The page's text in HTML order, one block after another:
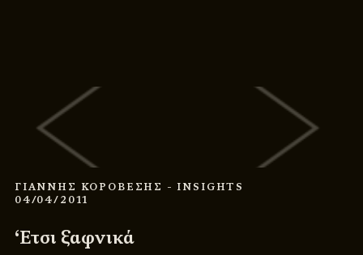
ΓΙΑΝΝΗΣ ΚΟΡΟΒΕΣΗΣ - INSIGHTS
04/04/2011
‘Ετσι ξαφνικά